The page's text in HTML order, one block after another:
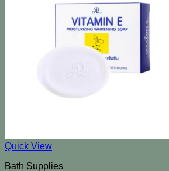
Quick View
Bath Supplies